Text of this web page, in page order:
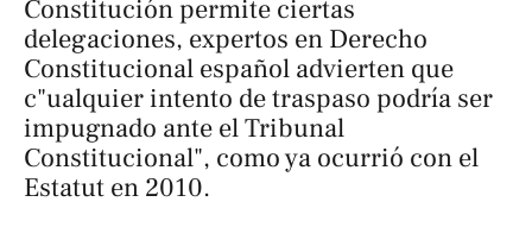
Constitución permite ciertas
delegaciones, expertos en Derecho
Constitucional español advierten que
c"ualquier intento de traspaso podría ser
impugnado ante el Tribunal
Constitucional", como ya ocurrió con el
Estatut en 2010.